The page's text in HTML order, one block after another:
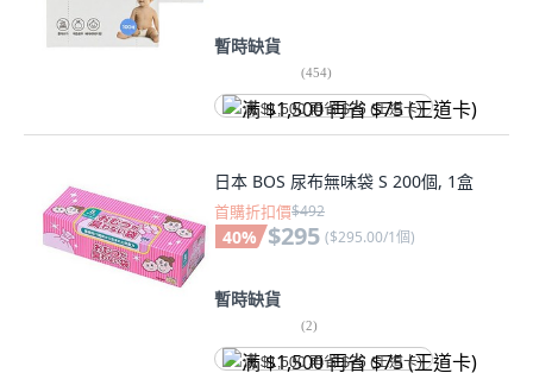
暫時缺貨
(454)
满 $1,500 再省 $75 (王道卡)
日本 BOS 尿布無味袋 S 200個, 1盒
首購折扣價$492
40% $295 ($295.00/1個)
暫時缺貨
(2)
满 $1,500 再省 $75 (王道卡)